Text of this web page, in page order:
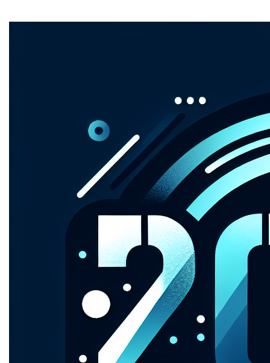
Ontdek meer domeinen
Stel je voor: een domeinnaam die de toekomst inluidt,
een digitaal canvas voor jouw visie.2025.be
is niet
zomaar een webadres; het is een sprong in de tijd, een
kans om je ideeën te laten schitteren in het licht van
morgen. Met een naam die direct associaties oproept
met innovatie en vooruitgang, biedt 2025.be een solide
basis voor wie durft te dromen en plannen te smeden.
Dus, ben je klaar om de toekomst te omarmen? Deze
domeinnaam is jouw ticket naar de horizon van
Mogelijke toepassingen